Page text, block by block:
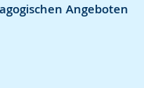
Angeboten